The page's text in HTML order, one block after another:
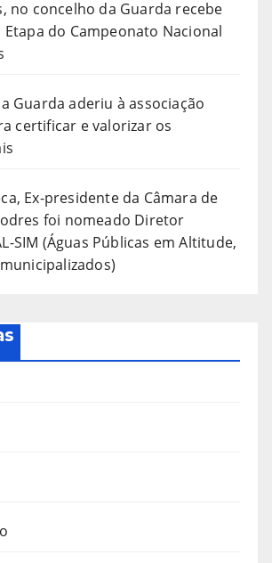
no concelho da Guarda recebe
Etapa do Campeonato Nacional
Guarda aderiu à associação
certificar e valorizar os
Ex-presidente da Câmara de
foi nomeado Diretor
SIM (Águas Públicas em Altitude,